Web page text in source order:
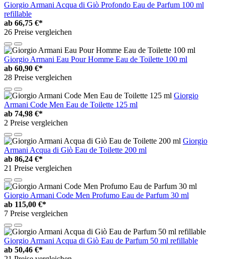
Giorgio Armani Acqua di Giò Profondo Eau de Parfum 100 ml
refillable
ab 66,75 €*
26 Preise vergleichen
Giorgio Armani Eau Pour Homme Eau de Toilette 100 ml
ab 60,90 €*
28 Preise vergleichen
Giorgio
Armani Code Men Eau de Toilette 125 ml
ab 74,98 €*
2 Preise vergleichen
Giorgio
Armani Acqua di Giò Eau de Toilette 200 ml
ab 86,24 €*
21 Preise vergleichen
Giorgio Armani Code Men Profumo Eau de Parfum 30 ml
ab 115,00 €*
7 Preise vergleichen
Giorgio Armani Acqua di Giò Eau de Parfum 50 ml refillable
ab 50,46 €*